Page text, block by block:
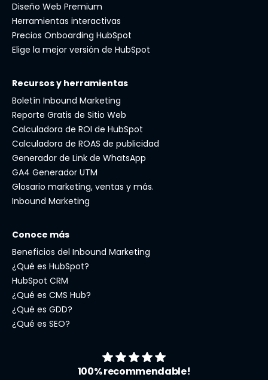
Diseño Web Premium
Herramientas interactivas
Precios Onboarding HubSpot
Elige la mejor versión de HubSpot
Recursos y herramientas
Boletín Inbound Marketing
Reporte Gratis de Sitio Web
Calculadora de ROI de HubSpot
Calculadora de ROAS de publicidad
Generador de Link de WhatsApp
GA4 Generador UTM
Glosario marketing, ventas y más.
Inbound Marketing
Conoce más
Beneficios del Inbound Marketing
¿Qué es HubSpot?
HubSpot CRM
¿Qué es CMS Hub?
¿Qué es GDD?
¿Qué es SEO?
100% recommendable!